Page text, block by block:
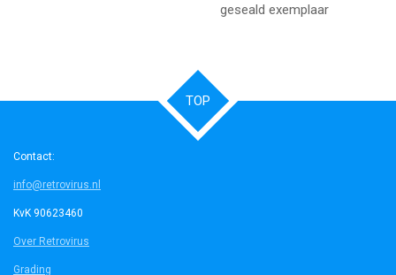
geseald exemplaar
TOP
Contact:
info@retrovirus.nl
KvK 90623460
Over Retrovirus
Grading